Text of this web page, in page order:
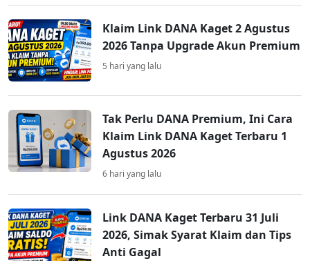
Klaim Link DANA Kaget 2 Agustus
2026 Tanpa Upgrade Akun Premium
5 hari yang lalu
Tak Perlu DANA Premium, Ini Cara
Klaim Link DANA Kaget Terbaru 1
Agustus 2026
6 hari yang lalu
Link DANA Kaget Terbaru 31 Juli
2026, Simak Syarat Klaim dan Tips
Anti Gagal